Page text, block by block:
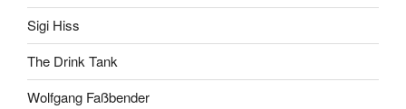
Sigi Hiss
The Drink Tank
Wolfgang Faßbender